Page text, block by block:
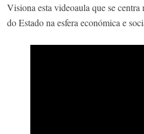
Visiona esta videoaula que se
do Estado na esfera económica e